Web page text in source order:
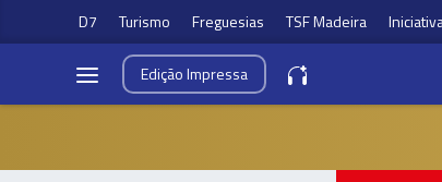
D7 Turismo Freguesias TSF Madeira
EdiçãoImpressa